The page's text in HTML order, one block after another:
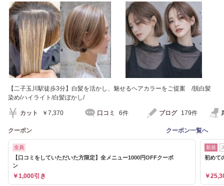
【二子玉川駅徒歩3分】白髪を活かし、魅せるヘアカラーをご提案 /脱白髪
染め/ハイライト/白髪ぼかし/
カット ￥7,370 口コミ 6件 ブログ 179件
クーポン クーポン一覧へ
全員
【口コミをしていただいた方限定】全メニュー1000円OFFクーポ
ン
￥1,000引き
新規
初めて
￥